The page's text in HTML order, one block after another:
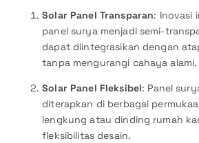
Solar Panel Transparan: Inovasi
panel surya menjadi semi-
dapat diintegrasikan dengan
tanpa mengurangi cahaya alami.
Solar Panel Fleksibel: Panel
diterapkan di berbagai
lengkung atau dinding rumah
fleksibilitas desain.